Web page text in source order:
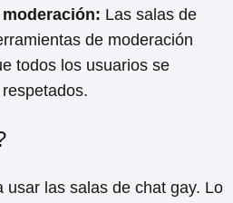
Las salas de
de moderación
todos los usuarios se
usar las salas de chat gay. Lo